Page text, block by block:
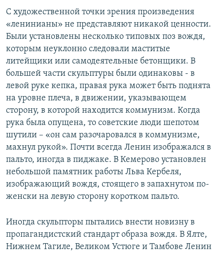
С художественной точки зрения произведения
«ленинианы» не представляют никакой ценности.
Были установлены несколько типовых поз вождя,
которым неуклонно следовали маститые
литейщики или самодеятельные бетонщики. В
большей части скульптуры были одинаковы - в
левой руке кепка, правая рука может быть поднята
на уровне плеча, в движении, указывающем
сторону, в которой находится коммунизм. Когда
рука была опущена, то советские люди шепотом
шутили – «он сам разочаровался в коммунизме,
махнул рукой». Почти всегда Ленин изображался в
пальто, иногда в пиджаке. В Кемерово установлен
небольшой памятник работы Льва Кербеля,
изображающий вождя, стоящего в запахнутом по-
женски на левую сторону коротком пальто.
Иногда скульпторы пытались внести новизну в
пропагандистский стандарт образа вождя. В Ялте,
Нижнем Тагиле, Великом Устюге и Тамбове Ленин